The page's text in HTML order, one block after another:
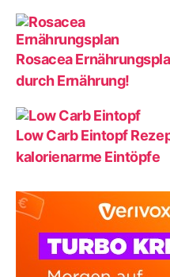
Rosacea
durch Ernährung!
Low Carb Eintopf
kalorienarme Eintöpfe